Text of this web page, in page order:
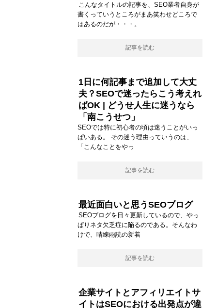
こんなタイトルの記事を、SEO業者自身が
書くっていうところがまあ笑わせどころで
はあるのだが・・・。
記事を読む
1日に何記事まで追加して大丈
夫？SEOで迷ったらこう考えれ
ばOK | どうせ人生に迷うなら
「南こうせつ」
SEOでは特に初心者の頃は迷うことがいっ
ぱいある。 その迷う理由っていうのは、
「こんなことをやっ
記事を読む
最近面白いと思うSEOブログ
SEOブログを日々更新しているので、やっ
ぱりネタ欠乏症に陥るのである。そんなわ
けで、晴練雨読の新着
記事を読む
企業サイトとアフィリエイトサ
イトはSEOにおける出発点が違